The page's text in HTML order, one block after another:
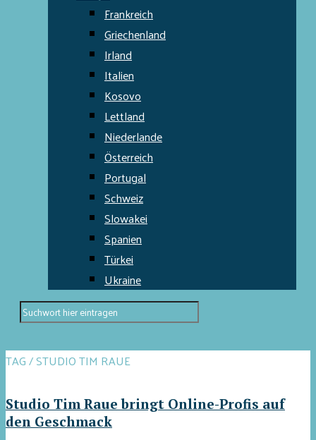
Frankreich
Griechenland
Irland
Italien
Kosovo
Lettland
Niederlande
Österreich
Portugal
Schweiz
Slowakei
Spanien
Türkei
Ukraine
TAG / STUDIO TIM RAUE
Studio Tim Raue bringt Online-Profis auf
den Geschmack